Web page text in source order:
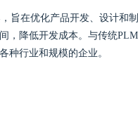
旨在优化产品开发、设计和
，降低开发成本。与传统
种行业和规模的企业。